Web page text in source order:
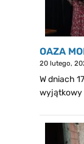
OAZA
20 lutego,
W dniach
wyjątkowy